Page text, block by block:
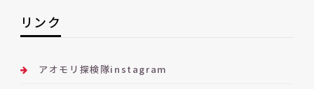
リンク
アオモリ探検隊instagram